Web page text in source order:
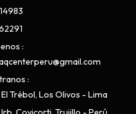
Trébol, Los Olivos - Lima